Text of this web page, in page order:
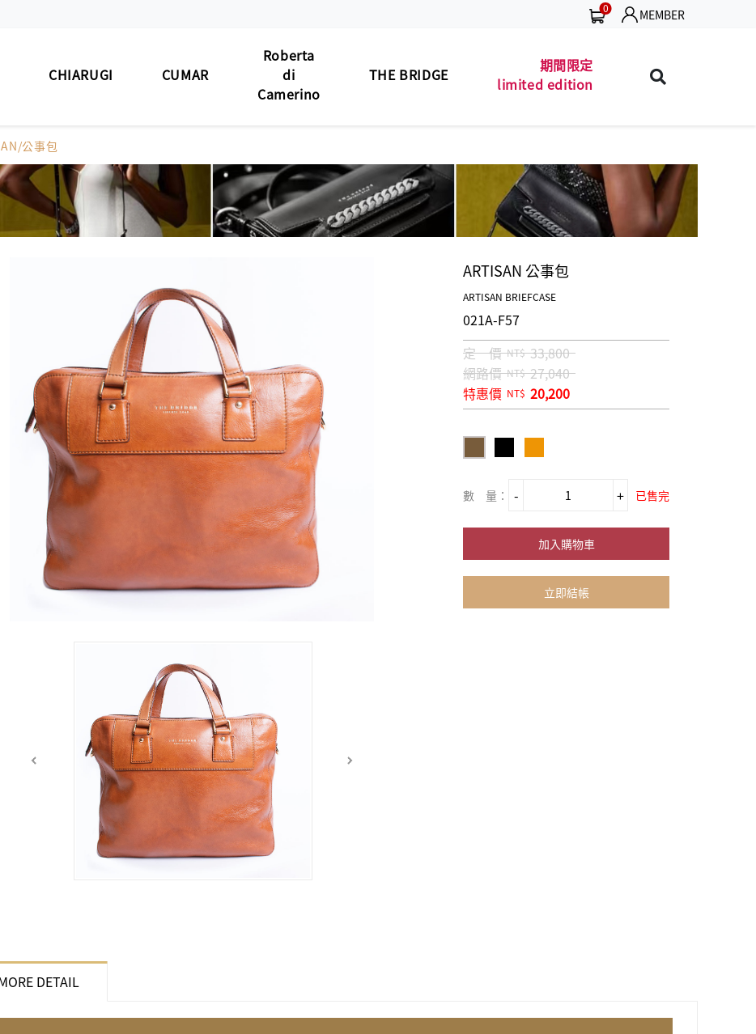
0 MEMBER
BAG
WALLET
MEN'S BELT
CHIARUGI
男士包款
男士夾款MEN'S WALLET
男士皮帶 MEN'S BELT
LADIES' WALLET
UNISEX BAG/SLG
CUMAR
男士夾款 MEN'S WALLET
男士皮帶 MEN'S BELT
女士夾款
中性商品UNISEX BAG/SLG
Roberta
di
Camerino
男士夾款MEN'S WALLET
男士皮帶MEN'S BELT
THE BRIDGE
男士夾款MEN'S WALLET
男士皮帶MEN'S BELT
UNISEX BAG/SLG
LEATHER CARE
期間限定
limited edition
男士包款MEN'S BAG
男士夾款MEN'S WALLET
女士夾款
中性商品UNISEX BAG/SLG
公事包
ARTISAN 公事包
ARTISAN BRIEFCASE
021A-F57
定 價 NT$ 33,800
網路價 NT$ 27,040
特惠價 NT$ 20,200
數 量： 已售完
加入購物車
立即結帳
DETAIL